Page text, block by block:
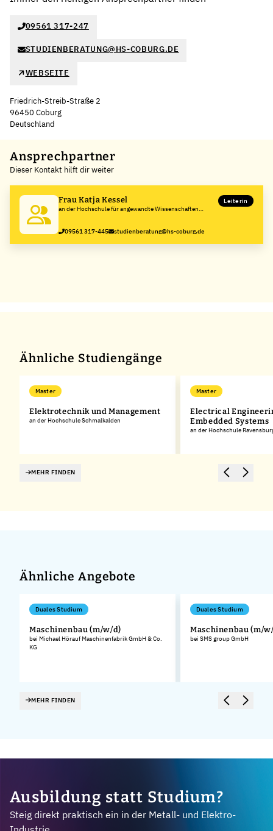
09561 317-247
STUDIENBERATUNG@HS-COBURG.DE
WEBSEITE
Friedrich-Streib-Straße 2
96450 Coburg
Deutschland
+
−
Ansprechpartner
Dieser Kontakt hilft dir weiter
Frau Katja Kessel
an der Hochschule für angewandte Wissenschaften
Leiterin
09561 317-445 studienberatung@hs-coburg.de
Ähnliche Studiengänge
Master
Elektrotechnik und Management
an der Hochschule Schmalkalden
Master
Electrical
Embedded Systems
an der Hochschule
MEHR FINDEN
Ähnliche Angebote
Duales Studium
Maschinenbau (m/w/d)
bei Michael Hörauf Maschinenfabrik GmbH & Co.
KG
Duales Studium
Maschinenbau (m/
bei SMS group GmbH
MEHR FINDEN
Ausbildung statt Studium?
Steig direkt praktisch ein in der Metall- und Elektro-